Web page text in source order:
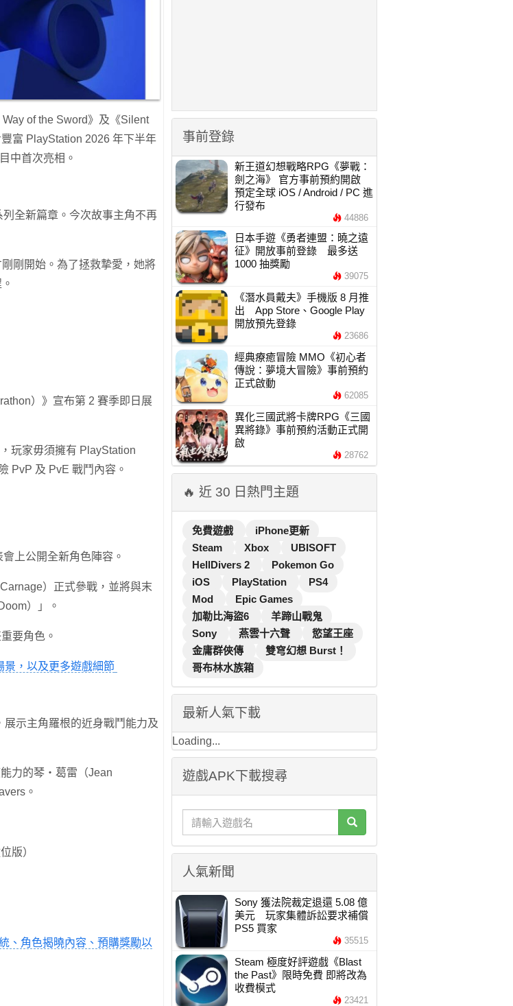
of the Sword》及《Silent
富 PlayStation 2026 年下半年
中首次亮相。
列全新篇章。今次故事主角不再
剛開始。為了拯救摯愛，她將
）》宣布第 2 賽季即日展
玩家毋須擁有 PlayStation
PvP 及 PvE 戰鬥內容。
上公開全新角色陣容。
）正式參戰，並將與末
）」。
要角色。
景，以及更多遊戲細節
展示主角羅根的近身戰鬥能力及
力的琴・葛雷（Jean
。
版）
、角色揭曉內容、預購獎勵以
事前登錄
新王道幻想戰略RPG《夢戰：
劍之海》 官方事前預約開啟
預定全球 iOS / Android / PC 進
行發布
44886
日本手遊《勇者連盟：曉之遠
征》開放事前登錄 最多送
1000 抽獎勵
39075
《潛水員戴夫》手機版 8 月推
出 App Store、Google Play
開放預先登錄
23686
經典療癒冒險 MMO《初心者
傳說：夢境大冒險》事前預約
正式啟動
62085
異化三國武將卡牌RPG《三國
異將錄》事前預約活動正式開
啟
28762
🔥 近 30 日熱門主題
免費遊戲
iPhone更新
Steam
Xbox
UBISOFT
HellDivers 2
Pokemon Go
iOS
PlayStation
PS4
Mod
Epic Games
加勒比海盜6
羊蹄山戰鬼
Sony
燕雲十六聲
慾望王座
金庸群俠傳
雙穹幻想 Burst！
哥布林水族箱
最新人氣下載
Loading...
遊戲APK下載搜尋
人氣新聞
Sony 獲法院裁定退還 5.08 億
美元 玩家集體訴訟要求補償
PS5 買家
35515
Steam 極度好評遊戲《Blast
the Past》限時免費 即將改為
收費模式
23421